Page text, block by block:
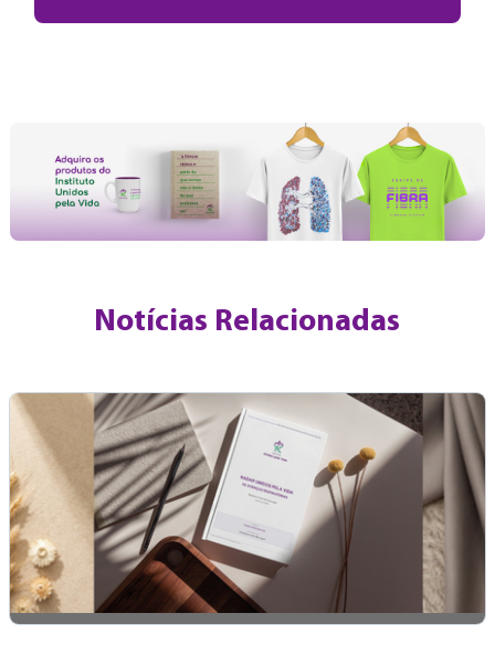
Notícias Relacionadas